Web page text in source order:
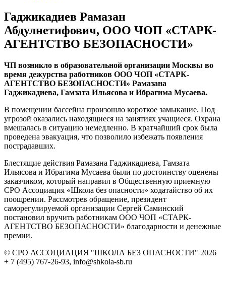
Гаджикадиев Рамазан
Абдулнетифович, ООО ЧОП «СТАРК-
АГЕНТСТВО БЕЗОПАСНОСТИ»
ЧП возникло в образовательной организации Москвы во
время дежурства работников ООО ЧОП «СТАРК-
АГЕНТСТВО БЕЗОПАСНОСТИ» Рамазана
Гаджикадиева, Гамзата Ильясова и Ибрагима Мусаева.
В помещении бассейна произошло короткое замыкание. Под
угрозой оказались находящиеся на занятиях учащиеся. Охрана
вмешалась в ситуацию немедленно. В кратчайший срок была
проведена эвакуация, что позволило избежать появления
пострадавших.
Блестящие действия Рамазана Гаджикадиева, Гамзата
Ильясова и Ибрагима Мусаева были по достоинству оценены
заказчиком, который направил в Общественную приемную
СРО Ассоциация «Школа без опасности» ходатайство об их
поощрении. Рассмотрев обращение, президент
саморегулируемой организации Сергей Саминский
постановил вручить работникам ООО ЧОП «СТАРК-
АГЕНТСТВО БЕЗОПАСНОСТИ» благодарности и денежные
премии.
© СРО АССОЦИАЦИЯ "ШКОЛА БЕЗ ОПАСНОСТИ" 2026
+ 7 (495) 767-26-93, info@shkola-sb.ru